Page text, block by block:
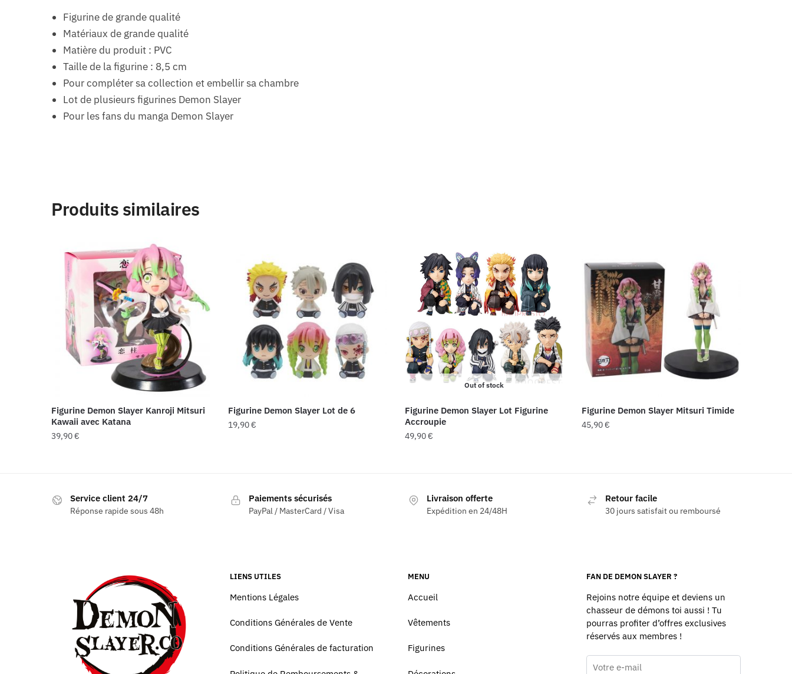
Figurine de grande qualité
Matériaux de grande qualité
Matière du produit : PVC
Taille de la figurine : 8,5 cm
Pour compléter sa collection et embellir sa chambre
Lot de plusieurs figurines Demon Slayer
Pour les fans du manga Demon Slayer
Produits similaires
Figurine Demon Slayer Kanroji Mitsuri
Kawaii avec Katana
39,90€
Figurine Demon Slayer Lot de 6
19,90€
Out of stock
Figurine Demon Slayer Lot Figurine
Accroupie
49,90€
Figurine Demon Slayer Mitsuri Timide
45,90€
Service client 24/7
Réponse rapide sous 48h
Paiements sécurisés
PayPal / MasterCard / Visa
Livraison offerte
Expédition en 24/48H
Retour facile
30 jours satisfait ou remboursé
LIENS UTILES
Mentions Légales
Conditions Générales de Vente
Conditions Générales de facturation
MENU
Accueil
Vêtements
Figurines
FAN DE DEMON SLAYER ?
Rejoins notre équipe et deviens un
chasseur de démons toi aussi ! Tu
pourras profiter d’offres exclusives
réservés aux membres !